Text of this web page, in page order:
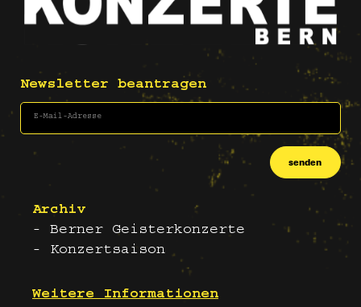
Newsletter beantragen
senden
Archiv
- Berner Geisterkonzerte
- Konzertsaison
Weitere Informationen